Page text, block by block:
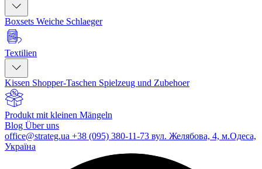
Boxsets Weiche Schlaeger
Textilien
Kissen Shopper-Taschen Spielzeug und Zubehoer
Produkt mit kleinen Mängeln
Blog Über uns
office@strateg.ua +38 (095) 380-11-73 вул. Желябова, 4, м.Одеса,
Україна